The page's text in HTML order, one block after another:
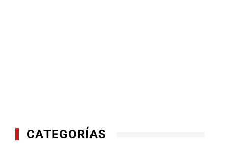
CATEGORÍAS